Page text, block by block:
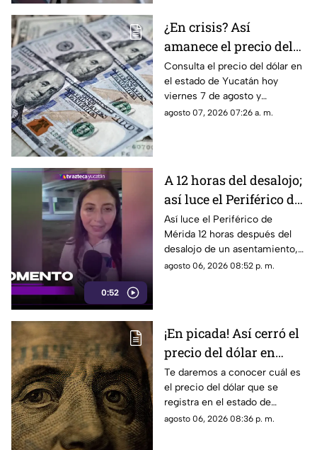
¿En crisis? Así
amanece el precio del
dólar HOY, viernes 7 de
agosto en Yucatán
Consulta el precio del dólar en
el estado de Yucatán hoy
viernes 7 de agosto y
descubre si conviene cambiar
agosto 07, 2026 07:26 a. m.
0:52
A 12 horas del desalojo;
así luce el Periférico de
Mérida tras bloqueo y
protestas de
manifestantes
Así luce el Periférico de
Mérida 12 horas después del
desalojo de un asentamiento,
el cual provocó protestas,
agosto 06, 2026 08:52 p. m.
¡En picada! Así cerró el
precio del dólar en
Yucatán HOY jueves 6
de agosto de 2026
Te daremos a conocer cuál es
el precio del dólar que se
registra en el estado de
Yucatán al cierre de la jornada
agosto 06, 2026 08:36 p. m.